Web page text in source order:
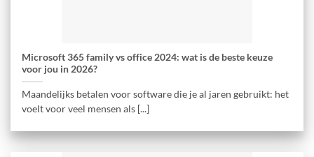
Microsoft 365 family vs office 2024: wat is de beste keuze
voor jou in 2026?
Maandelijks betalen voor software die je al jaren gebruikt: het
voelt voor veel mensen als [...]